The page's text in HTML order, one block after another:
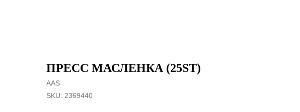
ПРЕСС МАСЛЕНКА (25ST)
AAS
SKU: 2369440